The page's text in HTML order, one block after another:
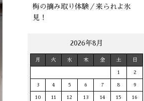
梅の摘み取り体験／来られよ氷
見！
2026年8月
月 火 水 木 金 土 日
1 2
3 4 5 6 7 8 9
10 11 12 13 14 15 16